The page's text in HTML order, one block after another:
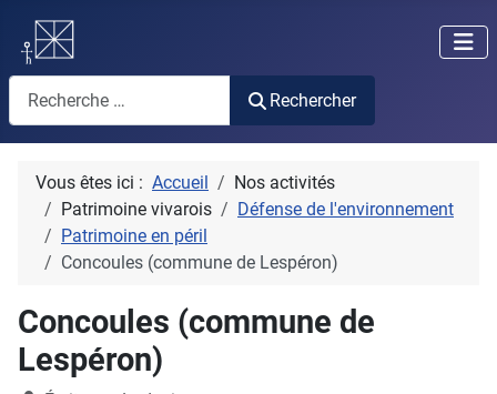
Rechercher
Rechercher
Vous êtes ici : Accueil
Nos activités
Patrimoine vivarois
Défense de l'environnement
Patrimoine en péril
Concoules (commune de Lespéron)
Concoules (commune de
Lespéron)